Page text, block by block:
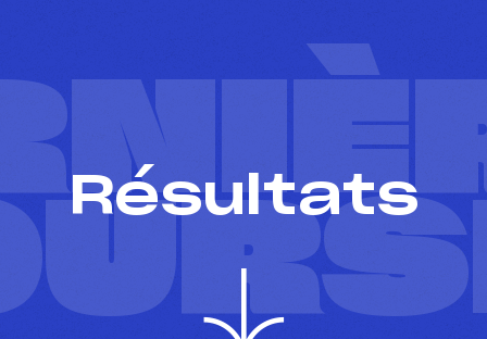
Résultats